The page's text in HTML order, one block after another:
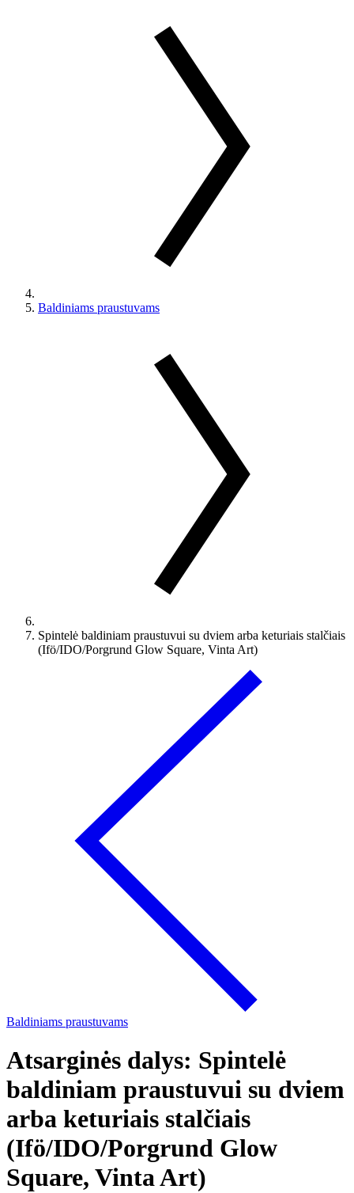
Baldiniams praustuvams
Spintelė baldiniam praustuvui su dviem arba keturiais stalčiais
(Ifö/IDO/Porgrund Glow Square, Vinta Art)
Baldiniams praustuvams
Atsarginės dalys: Spintelė
baldiniam praustuvui su dviem
arba keturiais stalčiais
(Ifö/IDO/Porgrund Glow
Square, Vinta Art)